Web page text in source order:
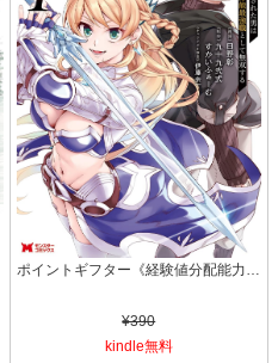
ポイントギフター《経験値分配能力者》の異世界最強ソロライフ ～ブラックギルドから解放された男は万能最強職として無双する～（コミック） ： 1 (モンスターコミックス)
¥390
kindle無料